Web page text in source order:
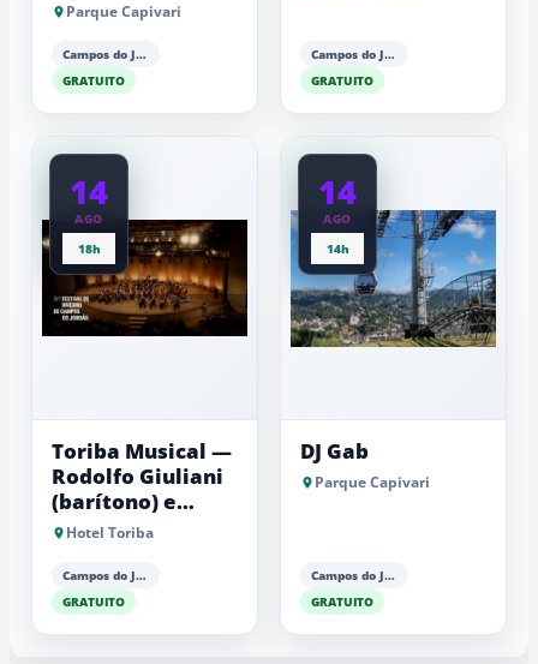
Parque Capivari
Campos do Jordão
GRATUITO
Campos do Jordão
GRATUITO
14
AGO
18h
Toriba Musical —
Rodolfo Giuliani
(barítono) e
Antonio Luiz
Hotel Toriba
Campos do Jordão
GRATUITO
14
AGO
14h
DJ Gab
Parque Capivari
Campos do Jordão
GRATUITO